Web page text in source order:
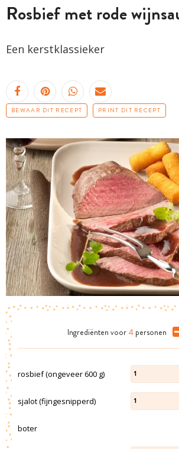
Rosbief met rode
Een kerstklassieker
BEWAAR DIT RECEPT PRINT DIT RECEPT
Ingrediënten voor 4 personen
rosbief (ongeveer 600 g) 1
sjalot (fijngesnipperd) 1
boter